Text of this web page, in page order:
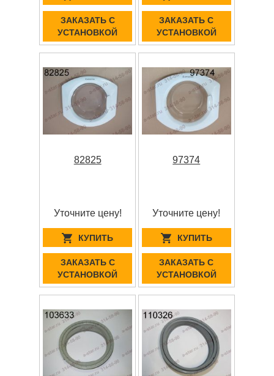
ЗАКАЗАТЬ С
УСТАНОВКОЙ
ЗАКАЗАТЬ С
УСТАНОВКОЙ
82825
Уточните цену!
КУПИТЬ
ЗАКАЗАТЬ С
УСТАНОВКОЙ
97374
Уточните цену!
КУПИТЬ
ЗАКАЗАТЬ С
УСТАНОВКОЙ